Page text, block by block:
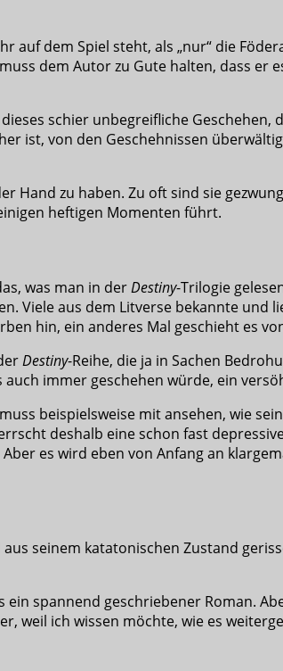
auf dem Spiel steht, als „nur“ die
dem Autor zu Gute halten, dass er
schier unbegreifliche Geschehen,
ist, von den Geschehnissen
zu haben. Zu oft sind sie
heftigen Momenten führt.
was man in derDestiny-Trilogie
aus dem Litverse bekannte und
hin, ein anderes Mal geschieht es
Destiny-Reihe, die ja in Sachen
immer geschehen würde, ein
beispielsweise mit ansehen, wie
deshalb eine schon fast
es wird eben von Anfang an
seinem katatonischen Zustand
ein spannend geschriebener Roman.
weil ich wissen möchte, wie es